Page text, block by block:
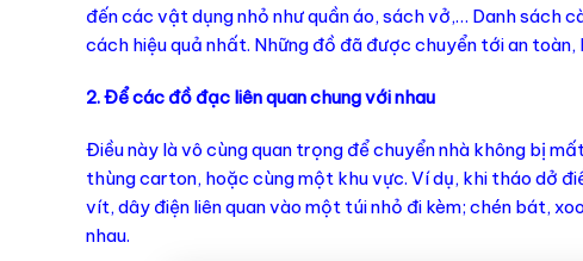
đến các vật dụng nhỏ như quần áo, sách vở,… Danh sách
cách hiệu quả nhất. Những đồ đã được chuyển tới an toàn,
2. Để các đồ đạc liên quan chung với nhau
Điều này là vô cùng quan trọng để chuyển nhà không bị
thùng carton, hoặc cùng một khu vực. Ví dụ, khi tháo dở
vít, dây điện liên quan vào một túi nhỏ đi kèm; chén bát,
nhau.